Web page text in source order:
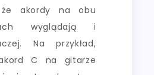
że akordy na obu
wyglądają i
Na przykład,
C na gitarze